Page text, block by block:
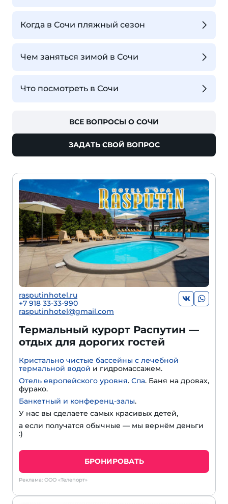
Когда в Сочи пляжный сезон
Чем заняться зимой в Сочи
Что посмотреть в Сочи
ВСЕ ВОПРОСЫ О СОЧИ
ЗАДАТЬ СВОЙ ВОПРОС
rasputinhotel.ru
+7 918 33-33-990
rasputinhotel@gmail.com
Термальный курорт Распутин —
отдых для дорогих гостей
Кристально чистые бассейны с лечебной
термальной водой и гидромассажем.
Отель европейского уровня. Спа. Баня на дровах,
фурако.
Банкетный и конференц-залы.
У нас вы сделаете самых красивых детей,
а если получатся обычные — мы вернём деньги
:)
БРОНИРОВАТЬ
Реклама: ООО «Телепорт»